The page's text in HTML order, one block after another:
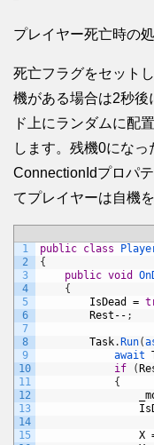
プレイヤー死亡時の
死亡フラグをセット
機がある場合は2秒
ド上にランダムに配
します。残機0になっ
ConnectionIdプロパ
てプレイヤーは自機
1
2
3
4
5
6
7
8
9
10
11
12
13
14
15
public class
{
public void
{
IsDead
=
Rest -- ;
Task. Run(
await
if
(
{
X